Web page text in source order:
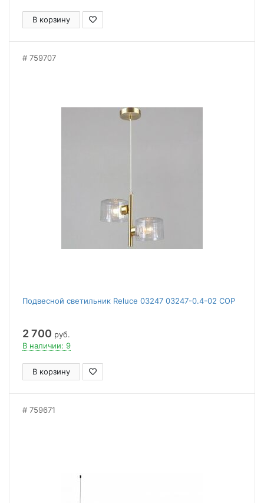
В корзину
759707
Подвесной светильник Reluce 03247 03247-0.4-02 COP
2 700 руб.
В наличии: 9
В корзину
759671